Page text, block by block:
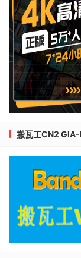
搬瓦工CN2 GIA-